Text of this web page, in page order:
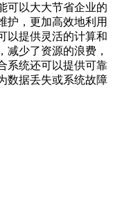
可以大大节省企业的
护，更加高效地利用
以提供灵活的计算和
减少了资源的浪费，
系统还可以提供可靠
数据丢失或系统故障